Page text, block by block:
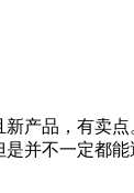
产品，有卖
并不一定都